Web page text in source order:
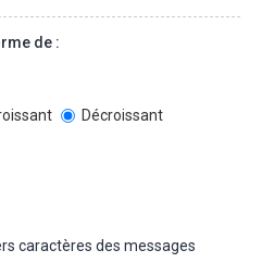
de :
Décroissant
caractères des messages